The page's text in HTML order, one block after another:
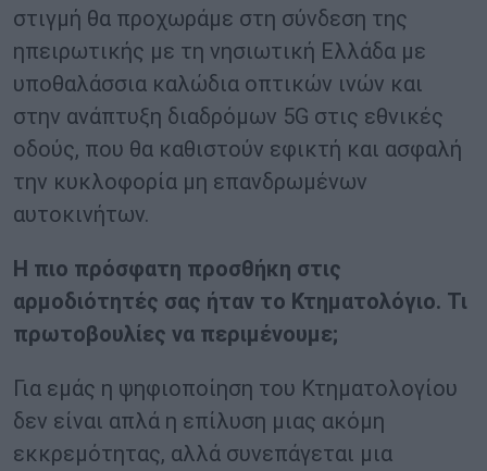
στιγμή θα προχωράμε στη σύνδεση της
ηπειρωτικής με τη νησιωτική Ελλάδα με
υποθαλάσσια καλώδια οπτικών ινών και
στην ανάπτυξη διαδρόμων 5G στις εθνικές
οδούς, που θα καθιστούν εφικτή και ασφαλή
την κυκλοφορία μη επανδρωμένων
αυτοκινήτων.
Η πιο πρόσφατη προσθήκη στις
αρμοδιότητές σας ήταν το Κτηματολόγιο. Τι
πρωτοβουλίες να περιμένουμε;
Για εμάς η ψηφιοποίηση του Κτηματολογίου
δεν είναι απλά η επίλυση μιας ακόμη
εκκρεμότητας, αλλά συνεπάγεται μια